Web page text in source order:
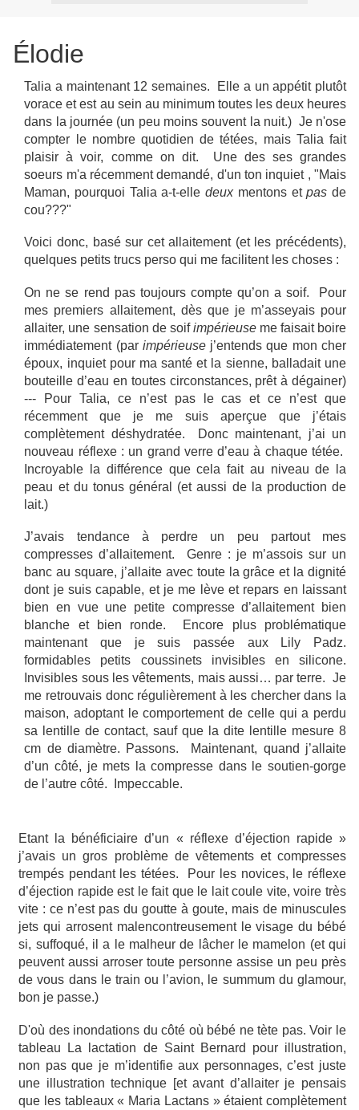
Élodie
Talia a maintenant 12 semaines. Elle a un appétit plutôt
vorace et est au sein au minimum toutes les deux heures
dans la journée (un peu moins souvent la nuit.) Je n'ose
compter le nombre quotidien de tétées, mais Talia fait
plaisir à voir, comme on dit. Une des ses grandes
soeurs m'a récemment demandé, d'un ton inquiet , "Mais
Maman, pourquoi Talia a-t-elledeux mentons etpas de
cou???"
Voici donc, basé sur cet allaitement (et les précédents),
quelques petits trucs perso qui me facilitent les choses :
On ne se rend pas toujours compte qu’on a soif. Pour
mes premiers allaitement, dès que je m’asseyais pour
allaiter, une sensation de soifimpérieuse me faisait boire
immédiatement (par impérieuse j’entends que mon cher
époux, inquiet pour ma santé et la sienne, balladait une
bouteille d’eau en toutes circonstances, prêt à dégainer)
--- Pour Talia, ce n’est pas le cas et ce n’est que
récemment que je me suis aperçue que j’étais
complètement déshydratée. Donc maintenant, j’ai un
nouveau réflexe : un grand verre d’eau à chaque tétée.
Incroyable la différence que cela fait au niveau de la
peau et du tonus général (et aussi de la production de
lait.)
J’avais tendance à perdre un peu partout mes
compresses d’allaitement. Genre : je m’assois sur un
banc au square, j’allaite avec toute la grâce et la dignité
dont je suis capable, et je me lève et repars en laissant
bien en vue une petite compresse d’allaitement bien
blanche et bien ronde. Encore plus problématique
maintenant que je suis passée aux Lily Padz.
formidables petits coussinets invisibles en silicone.
Invisibles sous les vêtements, mais aussi… par terre. Je
me retrouvais donc régulièrement à les chercher dans la
maison, adoptant le comportement de celle qui a perdu
sa lentille de contact, sauf que la dite lentille mesure 8
cm de diamètre. Passons. Maintenant, quand j’allaite
d’un côté, je mets la compresse dans le soutien-gorge
de l’autre côté. Impeccable.
Etant la bénéficiaire d’un « réflexe d’éjection rapide »
j’avais un gros problème de vêtements et compresses
trempés pendant les tétées. Pour les novices, le réflexe
d’éjection rapide est le fait que le lait coule vite, voire très
vite : ce n’est pas du goutte à goute, mais de minuscules
jets qui arrosent malencontreusement le visage du bébé
si, suffoqué, il a le malheur de lâcher le mamelon (et qui
peuvent aussi arroser toute personne assise un peu près
de vous dans le train ou l’avion, le summum du glamour,
bon je passe.)
D'où des inondations du côté où bébé ne tète pas. Voir le
tableau La lactation de Saint Bernard pour illustration,
non pas que je m’identifie aux personnages, c’est juste
une illustration technique [et avant d’allaiter je pensais
que les tableaux « Maria Lactans » étaient complètement